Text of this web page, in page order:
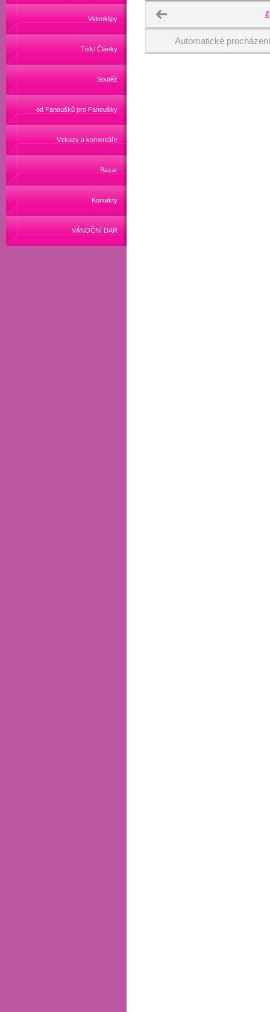
Videoklipy
Tisk/ Články
Soutěž
od Fanoušků pro Fanoušky
Vzkazy a komentáře
Bazar
Kontakty
VÁNOČNÍ DAR
Automatické